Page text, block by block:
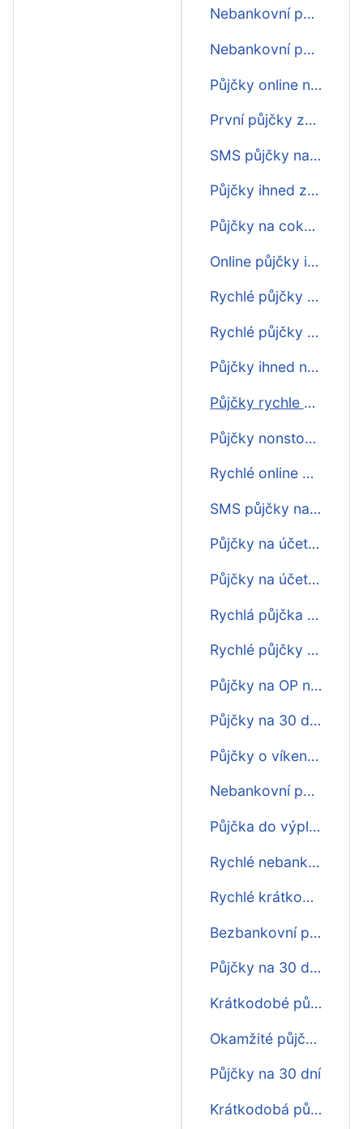
Nebankovní půjčka online na 30 dní
Nebankovní půjčky online na 30 dní
Půjčky online na 30 dní
První půjčky zdarma na 30 dní
SMS půjčky na 30 dní
Půjčky ihned zdarma na 30 dní
Půjčky na cokoliv na 30 dní
Online půjčky ihned na účet na 30 dní
Rychlé půjčky před výplatou na 30 dní
Rychlé půjčky do výplaty na 30 dní
Půjčky ihned na bankovní účet na 30 dní
Půjčky rychle na 30 dní
Půjčky nonstop na 30 dní
Rychlé online půjčky na 30 dní
SMS půjčky na 30 dní ihned
Půjčky na účet na 30 dní ještě dnes
Půjčky na účet ihned na 30 dní
Rychlá půjčka na 30 dní na splátky
Rychlé půjčky na 30 dní na splátky
Půjčky na OP na 30 dní
Půjčky na 30 dní online ihned na účet
Půjčky o víkendu na 30 dní ihned na účet
Nebankovní půjčky ihned na účet na 30 dní
Půjčka do výplaty na 30 dní první zdarma
Rychlé nebankovní půjčky na 30 dní
Rychlé krátkodobé půjčky před výplatou na 30 dní
Bezbankovní půjčky na 30 dní
Půjčky na 30 dní ještě dnes
Krátkodobé půjčky ihned na 30 dní
Okamžité půjčky na 30 dní
Půjčky na 30 dní
Krátkodobá půjčka na 30 dní